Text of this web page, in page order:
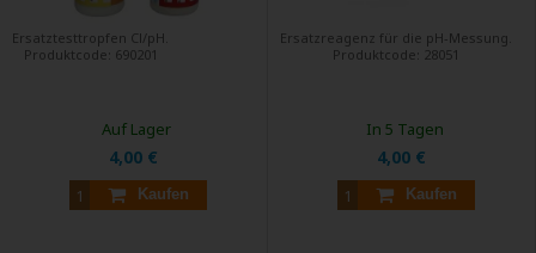
Ersatztesttropfen Cl/pH.
Produktcode: 690201
4,00 €
Kaufen
Auf Lager
Ersatzreagenz für die pH-Messung.
Produktcode: 28051
4,00 €
Kaufen
In 5 Tagen